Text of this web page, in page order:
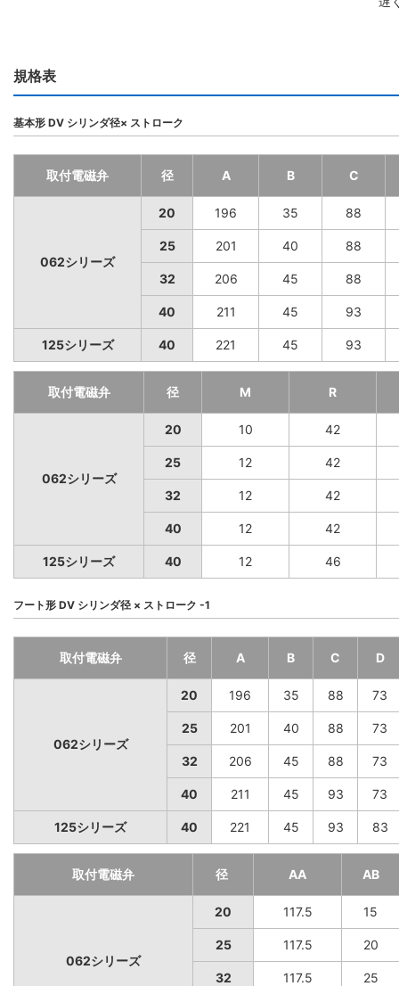
規格表
基本形 DV シリンダ径× ストローク
取付電磁弁 径 A B C
062シリーズ
20 196 35 88
25 201 40 88
32 206 45 88
40 211 45 93
125シリーズ 40 221 45 93
取付電磁弁 径 M R
062シリーズ
20 10 42
25 12 42
32 12 42
40 12 42
125シリーズ 40 12 46
フート形 DV シリンダ径 × ストローク -1
取付電磁弁 径 A B C D
062シリーズ
20 196 35 88 73
25 201 40 88 73
32 206 45 88 73
40 211 45 93 73
125シリーズ 40 221 45 93 83
取付電磁弁 径 AA AB
062シリーズ
20 117.5 15
25 117.5 20
32 117.5 25